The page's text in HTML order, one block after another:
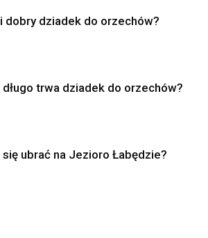
dobry dziadek do orzechów?
długo trwa dziadek do orzechów?
się ubrać na Jezioro Łabędzie?